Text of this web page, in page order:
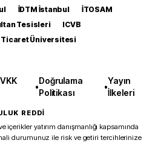
İDTM İstanbul
İTOSAM
Tesisleri
ICVB
Üniversitesi
•
Doğrulama
Politikası
•
Yayın
İlkeleri
REDDİ
yatırım danışmanlığı kapsamında
durumunuz ile risk ve getiri tercihlerinize